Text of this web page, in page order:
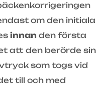
om den initiala
innan den första
att den berörde sin
som togs vid
till och med